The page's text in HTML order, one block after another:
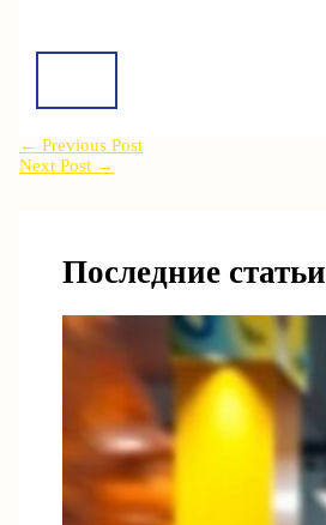
← Previous Post
Next Post →
Последние статьи